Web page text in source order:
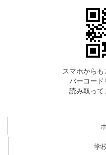
スマホからも
バーコー
読み取って
学